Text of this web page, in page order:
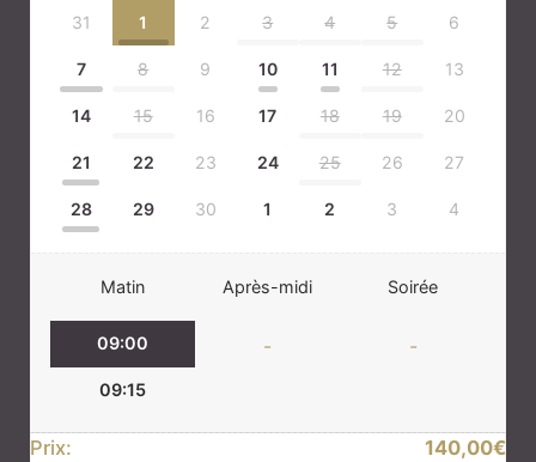
31 1 2 3 4 5 6
7 8 9 10 11 12 13
14 15 16 17 18 19 20
21 22 23 24 25 26 27
28 29 30 1 2 3 4
Matin
09:00
09:15
Après-midi
-
Soirée
-
Prix: 140,00€